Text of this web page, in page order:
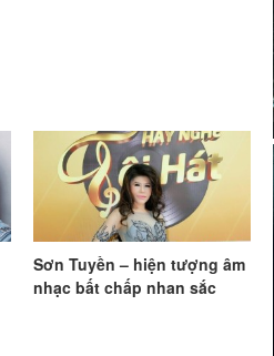
Sơn Tuyền – hiện tượng âm
nhạc bất chấp nhan sắc